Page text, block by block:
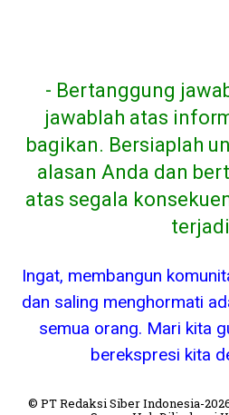
- Bertanggung
jawablah atas
bagikan. Bersiaplah
alasan Anda dan
atas segala
Ingat, membangun
dan saling menghormati
semua orang. Mari kita
berekspresi kita
© PT Redaksi Siber Indonesia-